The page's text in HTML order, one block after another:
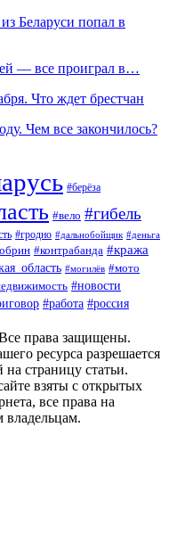
Беларуси попал в
— все проиграл в…
Что ждет брестчан
Чем все закончилось?
#берёза
#вело #гибель
#гродно #дальнобойщик #деньга
#контрабанда #кража
#могилёв #мото
#новости
#работа #россия
права защищены.
ресурса разрешается
страницу статьи.
взяты с открытых
все права на
владельцам.